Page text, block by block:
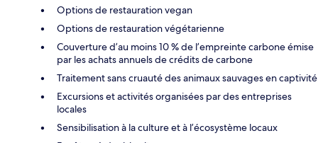
Options de restauration vegan
Options de restauration végétarienne
Couverture d’au moins 10 % de l’empreinte carbone émise
par les achats annuels de crédits de carbone
Traitement sans cruauté des animaux sauvages en captivité
Excursions et activités organisées par des entreprises
locales
Sensibilisation à la culture et à l’écosystème locaux